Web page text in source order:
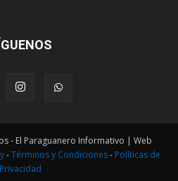
- El Paraguanero Informativo | Web
-Términos y Condiciones- Políticas de
Privacidad